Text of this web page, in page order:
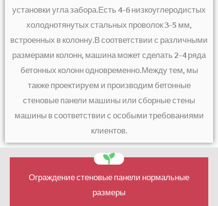
установки угла забора.Есть 4-6 низкоуглеродистых
холоднотянутых стальных проволок 3-5 мм,
встроенных в колонну.В соответствии с различными
размерами колонн, машина может сделать 2-4 ряда
бетонных колонн одновременно.Между тем, мы
также проектируем и производим бетонные
стеновые панели машины или сборные стены
машины в соответствии с особыми требованиями
клиентов.
Ограждение стеновые панели нормальные
размеры
Ограждение стеновые панели нормальные
размеры